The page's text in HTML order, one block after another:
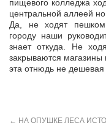
пищевого колледжа
центральной аллеей
Да, не ходят пешком
городу наши
знает откуда. Не
закрываются магазины
эта отнюдь не
← НА ОПУШКЕ ЛЕСА